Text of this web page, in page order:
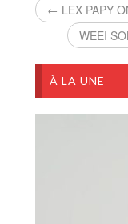
← LEX PAPY
WEEI
À LA UNE